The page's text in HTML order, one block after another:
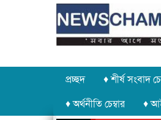
প্রচ্ছদ ♦ শীর্ষ সংবাদ
♦ অর্থনীতি চেম্বার
♦